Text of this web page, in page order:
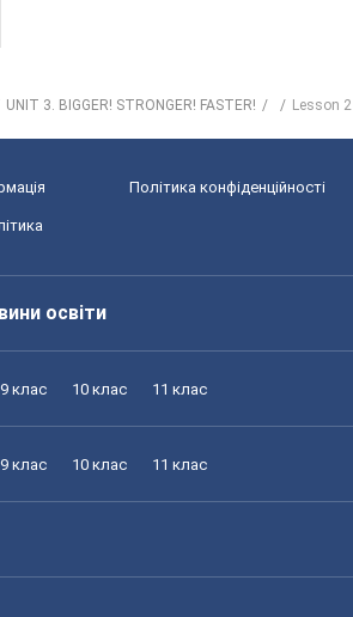
UNIT 3. BIGGER! STRONGER! FASTER! Lesson 2
Політика конфіденційності
освіти
9 клас 10 клас 11 клас
9 клас 10 клас 11 клас